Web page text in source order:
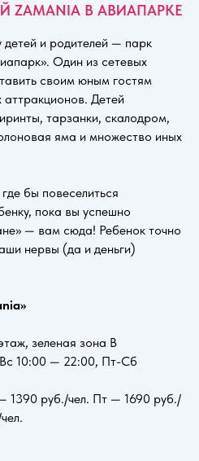
ZAMANIA В АВИАПАРКЕ
и родителей — парк
Один из сетевых
своим юным гостям
Детей
тарзанки, скалодром,
яма и множество иных
бы повеселиться
пока вы успешно
— вам сюда! Ребенок точно
нервы (да и деньги)
зеленая зона B
10:00 — 22:00, Пт-Сб
1390 руб./чел. Пт — 1690 руб./